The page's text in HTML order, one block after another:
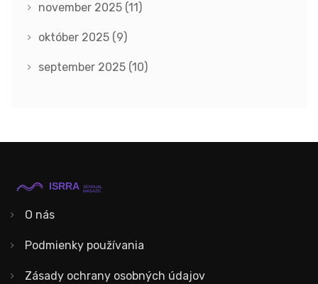
november 2025 (11)
október 2025 (9)
september 2025 (10)
O nás
Podmienky používania
Zásady ochrany osobných údajov